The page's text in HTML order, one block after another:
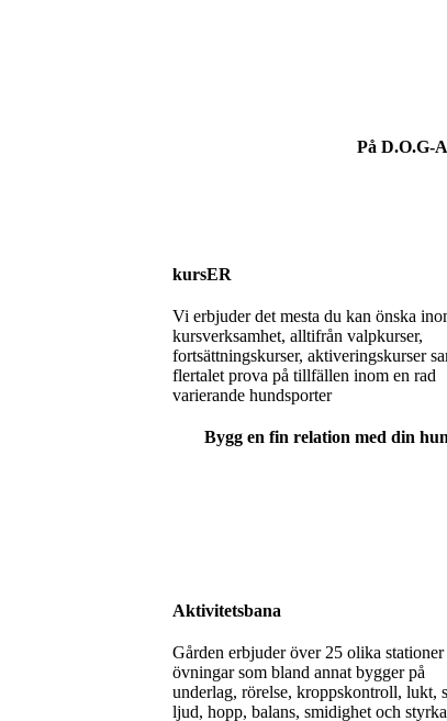
På D.O.G-
kursER
Vi erbjuder det mesta du kan önska
kursverksamhet, alltifrån valpkurser,
fortsättningskurser, aktiveringskurser
flertalet prova på tillfällen inom en rad
varierande hundsporter
Bygg en fin relation med din
Aktivitetsbana
Gården erbjuder över 25 olika stationer
övningar som bland annat bygger på
underlag, rörelse, kroppskontroll, lukt,
ljud, hopp, balans, smidighet och